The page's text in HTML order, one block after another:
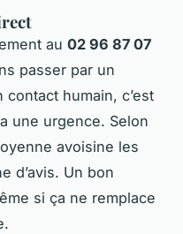
au 02 96 87 07
passer par un
humain, c’est
une urgence. Selon
avoisine les
d’avis. Un bon
si ça ne remplace